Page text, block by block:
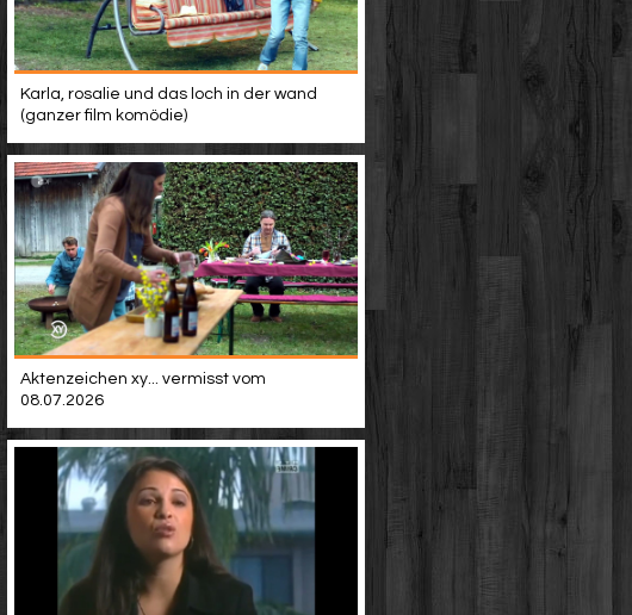
Karla, rosalie und das loch in der wand
(ganzer film komödie)
Aktenzeichen xy... vermisst vom
08.07.2026